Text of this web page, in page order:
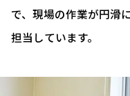
で、現場の作業が円滑
担当しています。